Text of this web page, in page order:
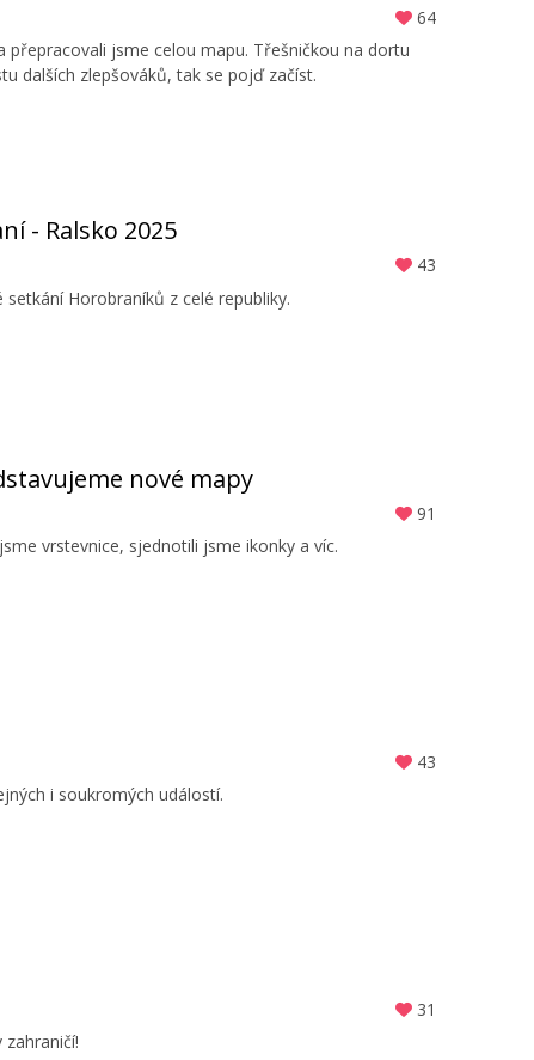
64
jsme celou mapu. Třešničkou na dortu
dalších zlepšováků, tak se pojď začíst.
- Ralsko 2025
43
Horobraníků z celé republiky.
nové mapy
91
vrstevnice, sjednotili jsme ikonky a víc.
43
i soukromých událostí.
31